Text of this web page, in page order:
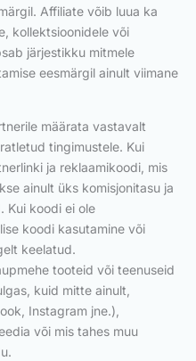
Affiliate võib luua ka
kollektsioonidele või
järjestikku mitmele
eesmärgil ainult viimane
määrata vastavalt
tingimustele. Kui
ja reklaamikoodi, mis
ainult üks komisjonitasu ja
Kui koodi ei ole
koodi kasutamine või
keelatud.
tooteid või teenuseid
kuid mitte ainult,
Instagram jne.),
või mis tahes muu